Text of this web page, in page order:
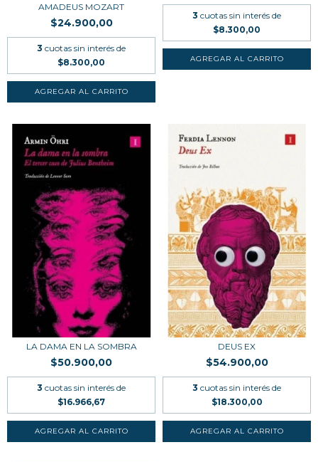
AMADEUS MOZART
$24.900,00
3 cuotas sin interés de
$8.300,00
3 cuotas sin interés de
$8.300,00
LA DAMA EN LA SOMBRA
$50.900,00
3 cuotas sin interés de
$16.966,67
DEUS EX
$54.900,00
3 cuotas sin interés de
$18.300,00